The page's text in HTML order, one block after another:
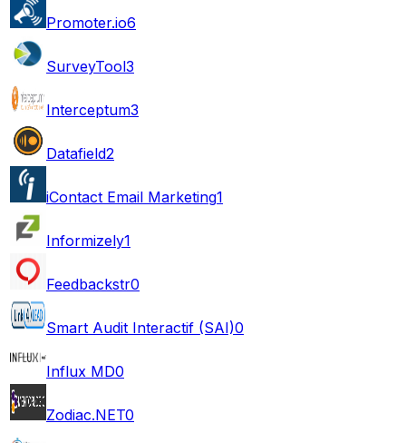
Promoter.io6
SurveyTool3
Interceptum3
Datafield2
iContact Email Marketing1
Informizely1
Feedbackstr0
Smart Audit Interactif (SAI)0
Influx MD0
Zodiac.NET0